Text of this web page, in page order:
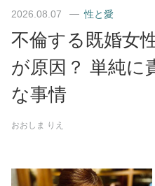
2026.08.07 性と愛
不倫する既婚女
が原因？ 単純に
な事情
おおしま りえ